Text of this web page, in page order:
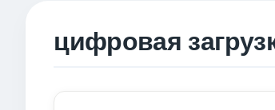
цифровая